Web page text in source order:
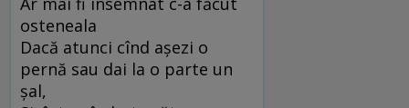
osteneala
Dacă atunci cînd aşezi o
pernă sau dai la o parte un
şal,